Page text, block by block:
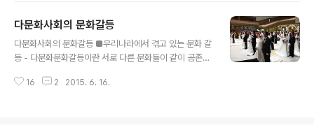
해요. 바닷물은 염화나트륨 등의 광물이 포함되어 있어 인
간이 사용하기에 적합하지 않답니다. 결국 인간이 사용할
수 있는 담수는 지구 물의 2.5%인데 그 중에서 68.7%는
토양의 수분 등을 제외하고 인간이 사용할 수 있는 하천과
다문화사회의 문화갈등
다문화사회의 문화갈등 ■우리나라에서 겪고 있는 문화 갈
등 - 다문화문화갈등이란 서로 다른 문화들이 같이 공존할
는 오랫동안 '동일한 언어와 문화, 혈통을 가진 민족으로서
16 2 2015. 6. 16.